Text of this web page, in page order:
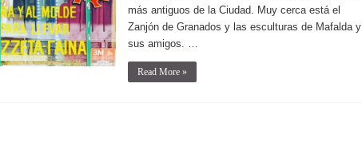
más antiguos de la Ciudad. Muy cerca está el
Zanjón de Granados y las esculturas de Mafalda y
sus amigos. …
Read More »